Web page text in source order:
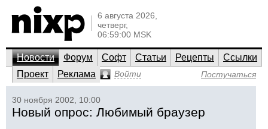
6 августа 2026,
четверг,
06:59:00 MSK
Новости Форум Софт Статьи Рецепты
Ссылки
Проект
Реклама Войти Постучаться
30 ноября 2002, 10:00
Новый опрос: Любимый браузер